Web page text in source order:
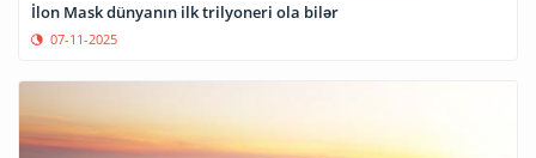
İlon Mask dünyanın ilk trilyoneri ola bilər
07-11-2025